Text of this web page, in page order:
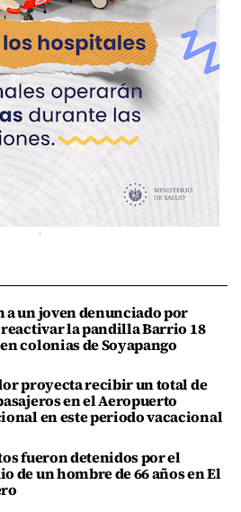
a un joven denunciado por
la pandilla Barrio 18
colonias de Soyapango
proyecta recibir un total de
en el Aeropuerto
en este periodo vacacional
fueron detenidos por el
de un hombre de 66 años en El